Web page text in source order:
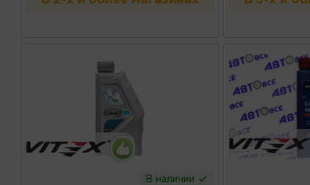
В наличии